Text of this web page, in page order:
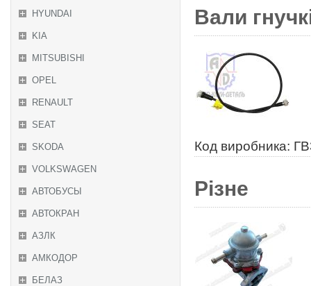
HYUNDAI
KIA
MITSUBISHI
OPEL
RENAULT
SEAT
SKODA
VOLKSWAGEN
АВТОБУСЫ
АВТОКРАН
АЗЛК
АМКОДОР
БЕЛАЗ
Вали
Код виробника:
Різне